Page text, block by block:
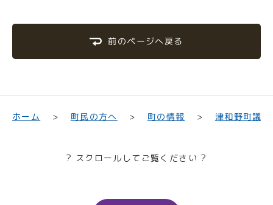
前のページへ戻る
ホーム 町民の方へ 町の情報 津和野町議会
? スクロールしてご覧ください ?